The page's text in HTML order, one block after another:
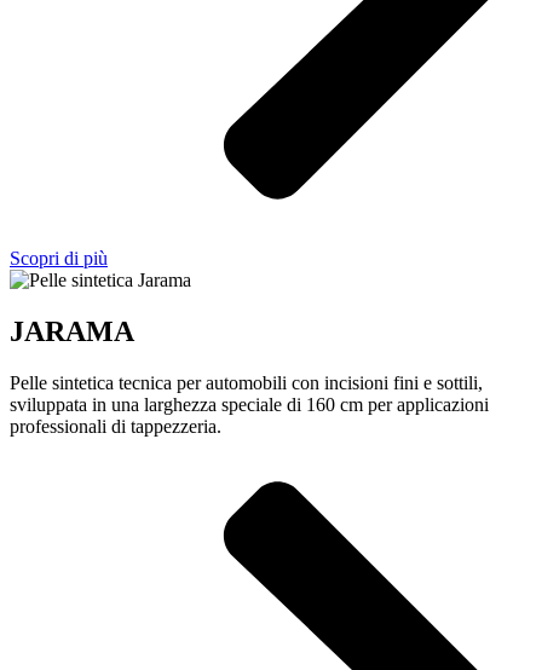
Scopri di più
JARAMA
Pelle sintetica tecnica per automobili con incisioni fini e sottili,
sviluppata in una larghezza speciale di 160 cm per applicazioni
professionali di tappezzeria.